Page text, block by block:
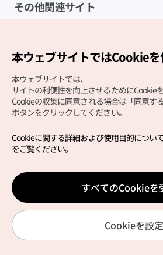
その他関連サイト
Copyright (c) Korea Tourism
サイトエラー報告公式メール
japanese@knto.or.kr
本ウェブサイトではCookieを
本ウェブサイトでは、
サイトの利便性を向上させるためにCookie
Cookieの収集に同意される場合は「同意する
ボタンをクリックしてください。
Cookieに関する詳細および使用目的につい
をご覧ください。
すべてのCookieを
Cookieを設